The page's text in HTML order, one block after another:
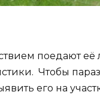
поедают её
Чтобы
его на